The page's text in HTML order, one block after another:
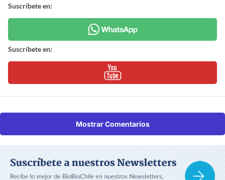
Suscríbete en:
Suscríbete en:
Mostrar Comentarios